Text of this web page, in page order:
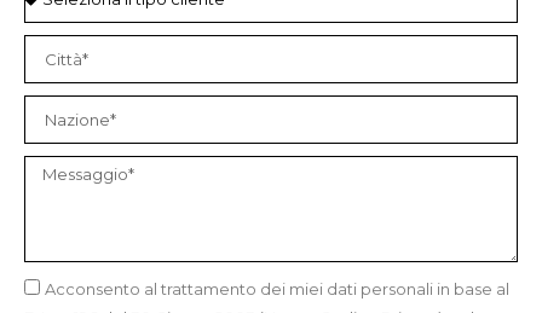
Acconsento al trattamento dei miei dati personali in base al